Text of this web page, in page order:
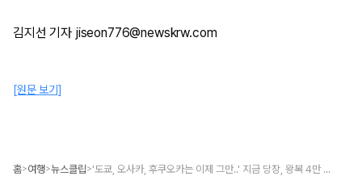
김지선 기자 jiseon776@newskrw.com
[원문 보기]
홈>여행>뉴스클립> '도쿄, 오사카, 후쿠오카는 이제 그만..' 지금 당장, 왕복 4만 원으로 다녀올 수 있는 일본 '인기 급상승' 지역